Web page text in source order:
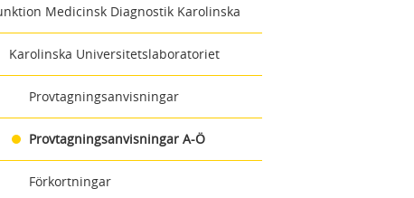
Medicinsk Diagnostik Karolinska
Karolinska Universitetslaboratoriet
Provtagningsanvisningar
Provtagningsanvisningar A-Ö
Förkortningar